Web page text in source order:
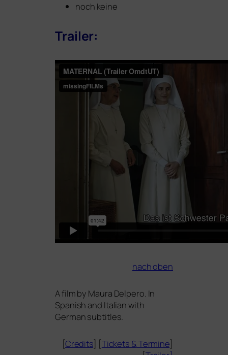
noch keine
Trailer:
nach oben
A film by Maura Delpero. In
Spanish and Italian with
German subtitles.
[Credits] [Tickets &Termine]